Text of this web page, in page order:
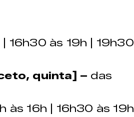
| 16h30 às 19h | 19h30
quinta] – das
às 16h | 16h30 às 19h